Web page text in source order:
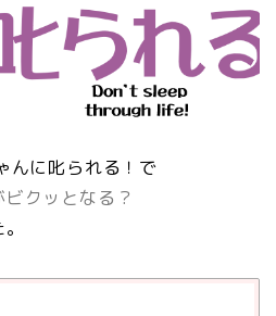
んに叱られる！で
クッとなる？